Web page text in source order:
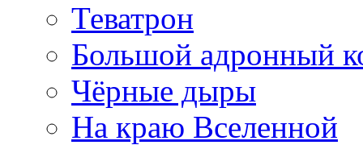
Теватрон
Большой адронный
Чёрные дыры
На краю Вселенной